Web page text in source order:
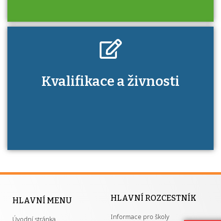
Kdo je to autorizovaná osoba a jaké výhody
má získání autorizace?
Kvalifikace a živnosti
HLAVNÍ MENU
Úvodní stránka
HLAVNÍ ROZCESTNÍK
Informace pro školy